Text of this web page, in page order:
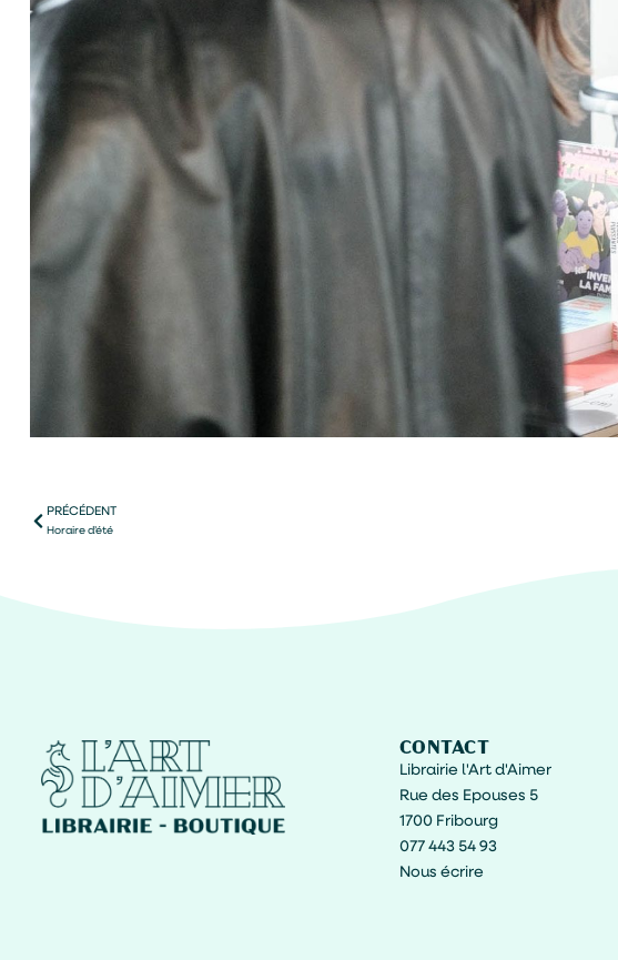
PRÉCÉDENT
Horaire d’été
CONTACT
Librairie l'Art d'Aimer
Rue des Epouses 5
1700 Fribourg
077 443 54 93
Nous écrire